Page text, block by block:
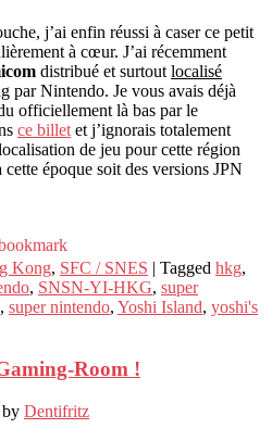
j’ai enfin réussi à caser ce petit
à cœur. J’ai récemment
distribué et surtout localisé
par Nintendo. Je vous avais déjà
officiellement là bas par le
ce billet et j’ignorais totalement
de jeu pour cette région
époque soit des versions JPN
Kong, SFC / SNES | Tagged hkg,
, SNSN-YI-HKG, super
, super nintendo, Yoshi Island, yoshi's
Room !
by Dentifritz